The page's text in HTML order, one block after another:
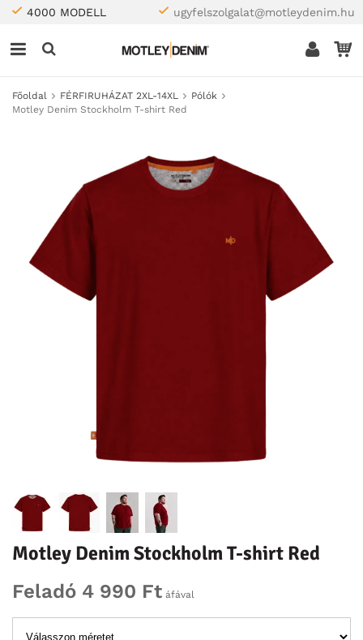
4000 MODELL ugyfelszolgalat@motleydenim.hu
Főoldal FÉRFIRUHÁZAT 2XL-14XL
Pólók
Motley Denim Stockholm T-shirt Red
Motley Denim Stockholm T-shirt Red
Feladó 4 990 Ft áfával